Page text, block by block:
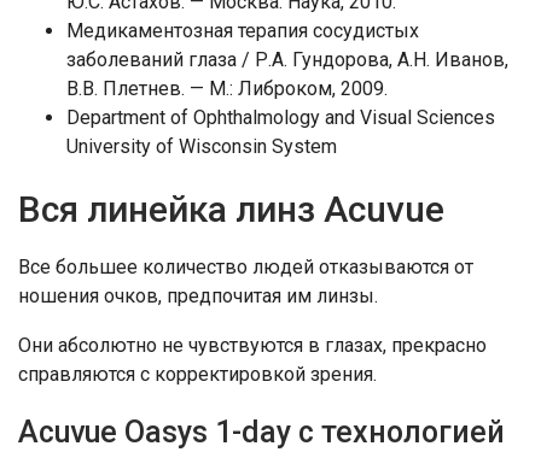
Медикаментозная терапия сосудистых
заболеваний глаза / Р.А. Гундорова, А.Н. Иванов,
В.В. Плетнев. — М.: Либроком, 2009.
Department of Ophthalmology and Visual Sciences
University of Wisconsin System
Вся линейка линз Acuvue
Все большее количество людей отказываются от
ношения очков, предпочитая им линзы.
Они абсолютно не чувствуются в глазах, прекрасно
справляются с корректировкой зрения.
Acuvue Oasys 1-day с технологией